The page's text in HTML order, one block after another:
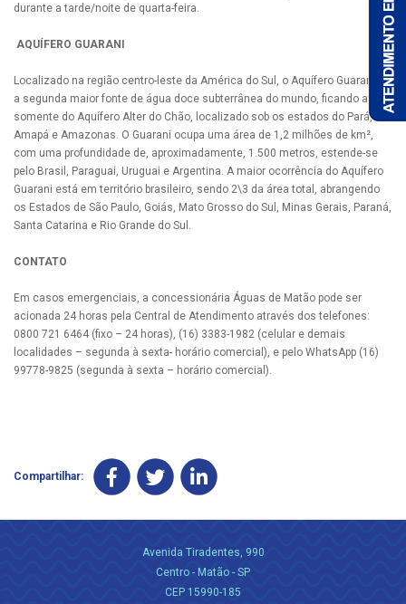
durante a tarde/noite de quarta-feira.
AQUÍFERO GUARANI
Localizado na região centro-leste da América do Sul, o Aquífero Guarani é
a segunda maior fonte de água doce subterrânea do mundo, ficando atrás
somente do Aquífero Alter do Chão, localizado sob os estados do Pará,
Amapá e Amazonas. O Guarani ocupa uma área de 1,2 milhões de km²,
com uma profundidade de, aproximadamente, 1.500 metros, estende-se
pelo Brasil, Paraguai, Uruguai e Argentina. A maior ocorrência do Aquífero
Guarani está em território brasileiro, sendo 2\3 da área total, abrangendo
os Estados de São Paulo, Goiás, Mato Grosso do Sul, Minas Gerais, Paraná,
Santa Catarina e Rio Grande do Sul.
CONTATO
Em casos emergenciais, a concessionária Águas de Matão pode ser
acionada 24 horas pela Central de Atendimento através dos telefones:
0800 721 6464 (fixo – 24 horas), (16) 3383-1982 (celular e demais
localidades – segunda à sexta- horário comercial), e pelo WhatsApp (16)
99778-9825 (segunda à sexta – horário comercial).
Compartilhar:
Avenida Tiradentes, 990
Centro - Matão - SP
CEP 15990-185